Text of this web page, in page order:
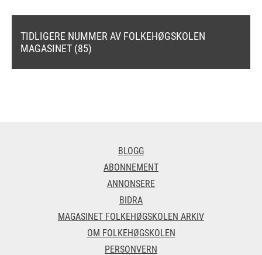
TIDLIGERE NUMMER AV FOLKEHØGSKOLEN
MAGASINET (85)
BLOGG
ABONNEMENT
ANNONSERE
BIDRA
MAGASINET FOLKEHØGSKOLEN ARKIV
OM FOLKEHØGSKOLEN
PERSONVERN